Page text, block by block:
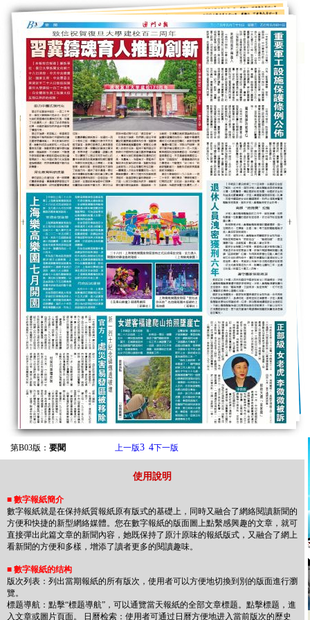
使用說明
■ 數字報紙簡介
數字報紙就是在保持紙質報紙原有版式的基礎上，同時又融合了網絡閱讀新聞的
方便和快捷的新型網絡媒體。您在數字報紙的版面圖上點繫感興趣的文章，就可
直接彈出此篇文章的新聞內容，她既保持了原汁原味的報紙版式，又融合了網上
看新聞的方便和多樣，增添了讀者更多的閱讀趣味。
■ 數字報紙的结构
版次列表：列出當期報紙的所有版次，使用者可以方便地切換到別的版面進行瀏
覽。
標题導航：點擊“標题導航”，可以通覽當天報紙的全部文章標题。點擊標题，進
入文章或圖片頁面。 日曆检索：使用者可通过日曆方便地进入當前版次的歷史
第B03版： 要聞 上一版3 4下一版